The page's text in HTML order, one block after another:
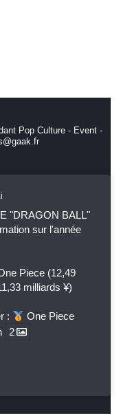
Pop Culture - Event -
"DRAGON BALL"
sur l'année
Piece (12,49
milliards ¥)
:
One Piece
2